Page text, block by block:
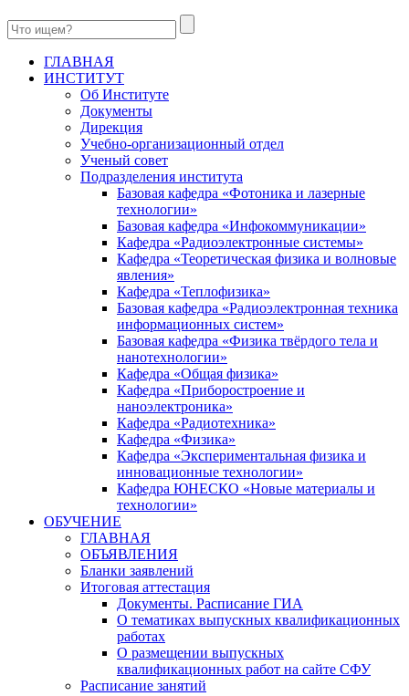
ГЛАВНАЯ
ИНСТИТУТ
Об Институте
Документы
Дирекция
Учебно-организационный отдел
Ученый совет
Подразделения института
Базовая кафедра «Фотоника и лазерные
технологии»
Базовая кафедра «Инфокоммуникации»
Кафедра «Радиоэлектронные системы»
Кафедра «Теоретическая физика и волновые
явления»
Кафедра «Теплофизика»
Базовая кафедра «Радиоэлектронная техника
информационных систем»
Базовая кафедра «Физика твёрдого тела и
нанотехнологии»
Кафедра «Общая физика»
Кафедра «Приборостроение и
наноэлектроника»
Кафедра «Радиотехника»
Кафедра «Физика»
Кафедра «Экспериментальная физика и
инновационные технологии»
Кафедра ЮНЕСКО «Новые материалы и
технологии»
ОБУЧЕНИЕ
ГЛАВНАЯ
ОБЪЯВЛЕНИЯ
Бланки заявлений
Итоговая аттестация
Документы. Расписание ГИА
О тематиках выпускных квалификационных
работах
О размещении выпускных
квалификационных работ на сайте СФУ
Расписание занятий